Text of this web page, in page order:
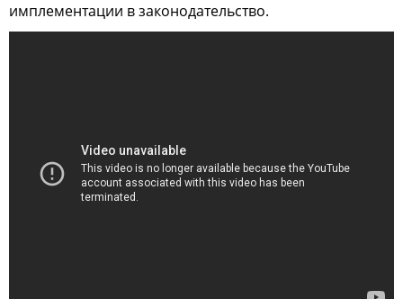
имплементации в законодательство.